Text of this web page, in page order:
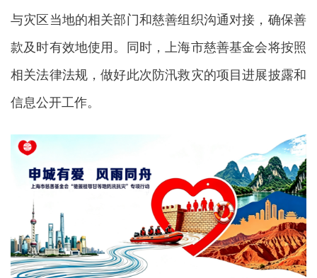
与灾区当地的相关部门和慈善组织沟通对接，确保善
款及时有效地使用。同时，上海市慈善基金会将按照
相关法律法规，做好此次防汛救灾的项目进展披露和
信息公开工作。